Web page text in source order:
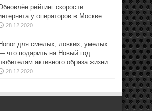
рейтинг скорости
у операторов в Москве
28.12.2020
для смелых, ловких, умелых
что подарить на Новый год
активного образа жизни
28.12.2020